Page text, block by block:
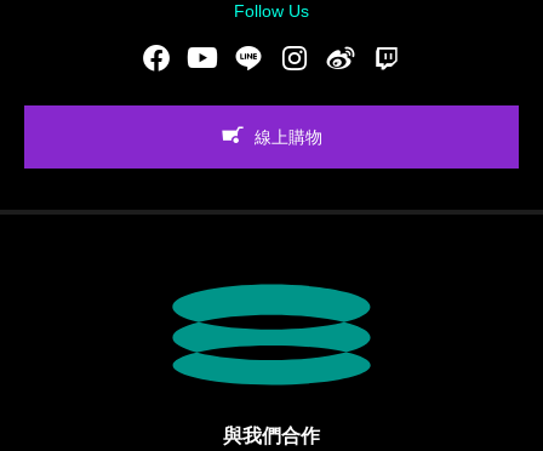
Follow Us
FacebookYoutubeLINE Instgram新浪微博
線上購物
與我們合作